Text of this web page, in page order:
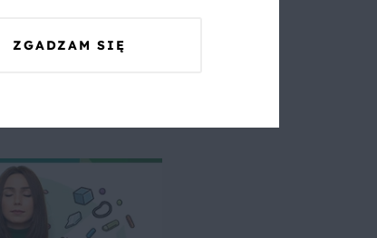
ZGADZAM SIĘ